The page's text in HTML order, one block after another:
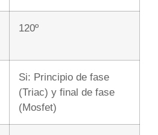
120º
Si: Principio de fase
(Triac) y final de fase
(Mosfet)